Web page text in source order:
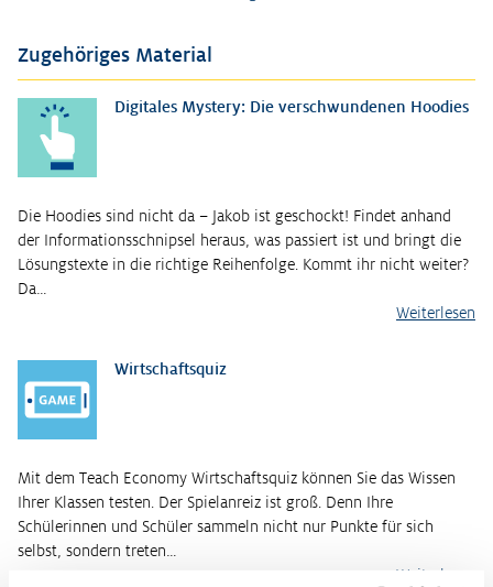
Zugehöriges Material
Digitales Mystery: Die verschwundenen Hoodies
Die Hoodies sind nicht da – Jakob ist geschockt! Findet anhand
der Informationsschnipsel heraus, was passiert ist und bringt die
Lösungstexte in die richtige Reihenfolge. Kommt ihr nicht weiter?
Da…
Weiterlesen
Wirtschaftsquiz
Mit dem Teach Economy Wirtschaftsquiz können Sie das Wissen
Ihrer Klassen testen. Der Spielanreiz ist groß. Denn Ihre
Schülerinnen und Schüler sammeln nicht nur Punkte für sich
selbst, sondern treten…
Weiterlesen